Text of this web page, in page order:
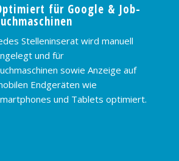
für Google & Job-
Stelleninserat wird manuell
und für
sowie Anzeige auf
Endgeräten wie
und Tablets optimiert.